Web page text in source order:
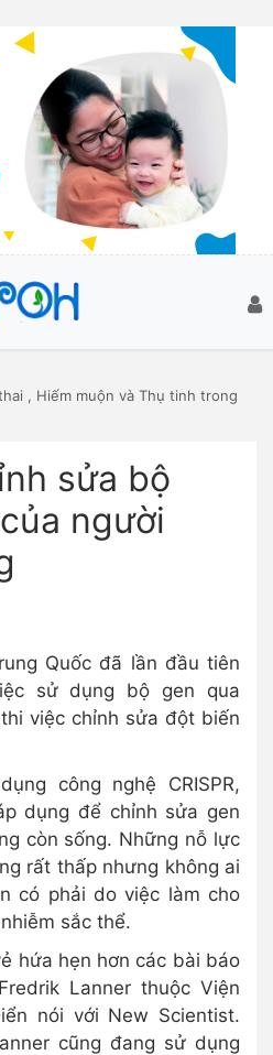
, Hiếm muộn và Thụ tinh trong
sửa bộ
người
Quốc đã lần đầu tiên
sử dụng bộ gen qua
việc chỉnh sửa đột biến
công nghệ CRISPR,
dụng để chỉnh sửa gen
còn sống. Những nỗ lực
rất thấp nhưng không ai
có phải do việc làm cho
sắc thể.
hứa hẹn hơn các bài báo
Lanner thuộc Viện
nói với New Scientist.
cũng đang sử dụng